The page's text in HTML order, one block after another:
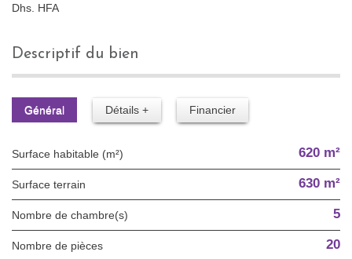
Dhs. HFA
descriptif du bien
Général Détails + Financier
Surface habitable (m²) 620 m²
surface terrain 630 m²
Nombre de chambre(s) 5
Nombre de pièces 20